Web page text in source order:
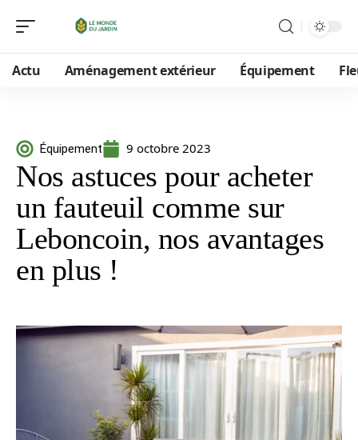
Actu Aménagement extérieur Équipement
Équipement 9 octobre 2023
Nos astuces pour acheter
un fauteuil comme sur
Leboncoin, nos avantages
en plus !